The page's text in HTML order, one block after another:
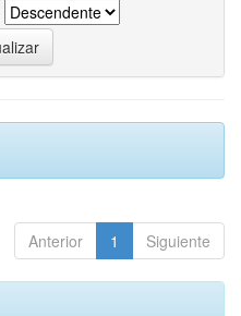
Anterior 1 Siguiente